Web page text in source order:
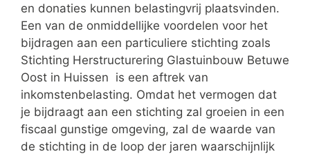
en donaties kunnen belastingvrij plaatsvinden.
Een van de onmiddellijke voordelen voor het
bijdragen aan een particuliere stichting zoals
Stichting Herstructurering Glastuinbouw Betuwe
Oost in Huissen is een aftrek van
inkomstenbelasting. Omdat het vermogen dat
je bijdraagt aan een stichting zal groeien in een
fiscaal gunstige omgeving, zal de waarde van
de stichting in de loop der jaren waarschijnlijk